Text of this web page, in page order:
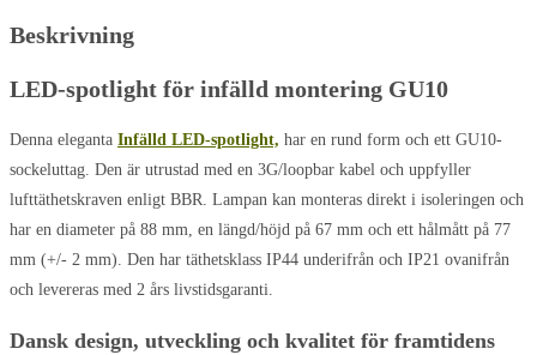
Beskrivning
LED-spotlight för infälld montering GU10
Denna eleganta Infälld LED-spotlight, har en rund form och ett GU10-
sockeluttag. Den är utrustad med en 3G/loopbar kabel och uppfyller
lufttäthetskraven enligt BBR. Lampan kan monteras direkt i isoleringen och
har en diameter på 88 mm, en längd/höjd på 67 mm och ett hålmått på 77
mm (+/- 2 mm). Den har täthetsklass IP44 underifrån och IP21 ovanifrån
och levereras med 2 års livstidsgaranti.
Dansk design, utveckling och kvalitet för framtidens